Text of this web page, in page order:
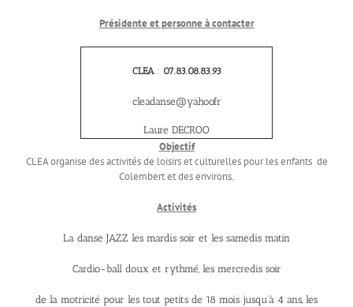
Présidente et personne à contacter
CLEA: 07.83.08.83.93
cleadanse@yahoofr
Laure DECROO
Objectif
CLEA organise des activités de loisirs et culturelles pour les enfants de
Colembert et des environs.
Activités
La danse JAZZ les mardis soir et les samedis matin
Cardio-ball doux et rythmé, les mercredis soir
de la motricité pour les tout petits de 18 mois jusqu’à 4 ans, les